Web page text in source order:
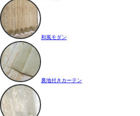
和風モダン
裏地付きカーテン